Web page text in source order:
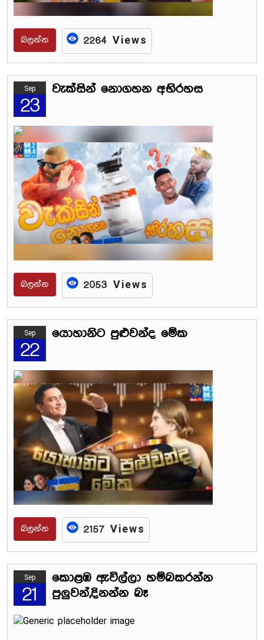
බලන්න 2264 Views
Sep
23
වැක්සින් නොගහන අභිරහස
බලන්න 2053 Views
Sep
22
යොහානිට පුළුවන්ද මේක
බලන්න 2157 Views
Sep
21
කොළඹ ඇවිල්ලා හම්බකරන්න
පුලුවන්,දිනන්න බෑ